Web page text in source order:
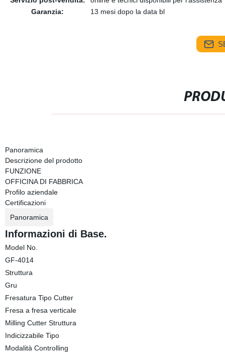
Garanzia:
13 mesi dopo la data bl
Panoramica
Descrizione del prodotto
FUNZIONE
OFFICINA DI FABBRICA
Profilo aziendale
Certificazioni
Panoramica
Informazioni di Base.
Model No.
GF-4014
Struttura
Gru
Fresatura Tipo Cutter
Fresa a fresa verticale
Milling Cutter Struttura
Indicizzabile Tipo
Modalità Controlling